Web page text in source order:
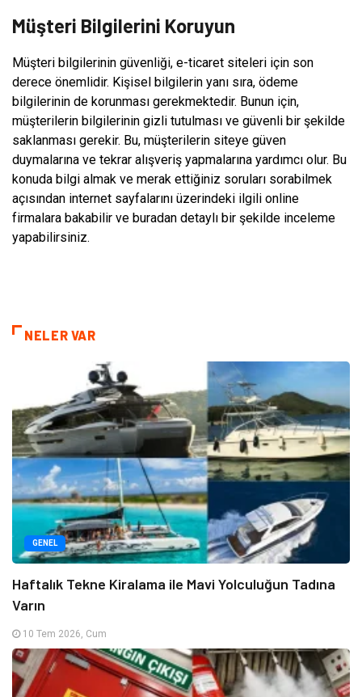
Müşteri Bilgilerini Koruyun
Müşteri bilgilerinin güvenliği, e-ticaret siteleri için son
derece önemlidir. Kişisel bilgilerin yanı sıra, ödeme
bilgilerinin de korunması gerekmektedir. Bunun için,
müşterilerin bilgilerinin gizli tutulması ve güvenli bir şekilde
saklanması gerekir. Bu, müşterilerin siteye güven
duymalarına ve tekrar alışveriş yapmalarına yardımcı olur. Bu
konuda bilgi almak ve merak ettiğiniz soruları sorabilmek
açısından internet sayfalarını üzerindeki ilgili online
firmalara bakabilir ve buradan detaylı bir şekilde inceleme
yapabilirsiniz.
NELER VAR
GENEL
Haftalık Tekne Kiralama ile Mavi Yolculuğun Tadına
Varın
10 Tem 2026, Cum